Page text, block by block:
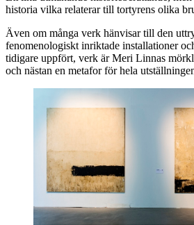
historia vilka relaterar till tortyrens olika
Även om många verk hänvisar till den
fenomenologiskt inriktade installationer
tidigare uppfört, verk är Meri Linnas
och nästan en metafor för hela